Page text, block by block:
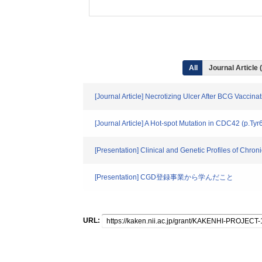
All Journal Article
[Journal Article] Necrotizing Ulcer After BCG
[Journal Article] A Hot-spot Mutation in CDC42
[Presentation] Clinical and Genetic Profiles of
[Presentation] CGD登録事業から学んだこと
URL: